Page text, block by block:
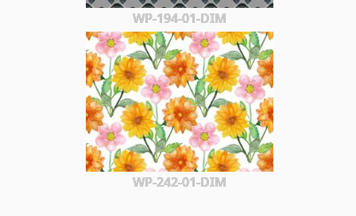
WP-194-01-DIM
WP-242-01-DIM